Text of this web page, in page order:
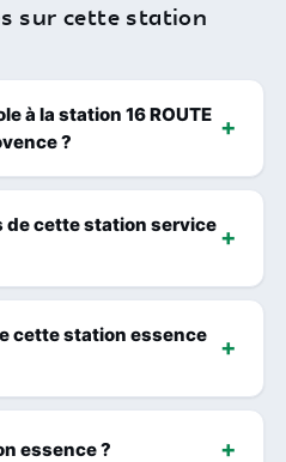
sur cette station
à la station 16 ROUTE
?
de cette station service
cette station essence
essence ?